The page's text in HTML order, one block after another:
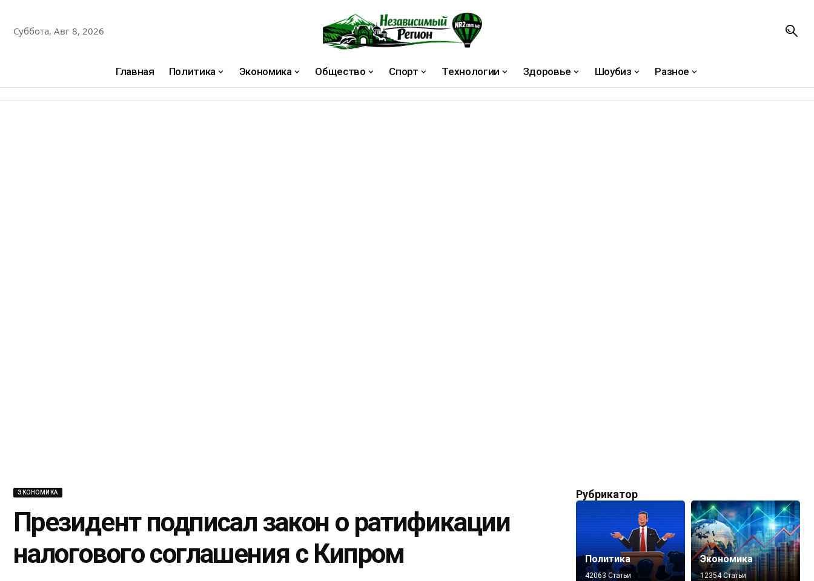
Суббота, Авг 8, 2026
Главная Политика Экономика Общество Спорт Технологии Здоровье Шоубиз Разное
ЭКОНОМИКА
Президент подписал закон о ратификации
налогового соглашения с Кипром
Рубрикатор
Политика
42063 Статьи
Экономика
12354 Статьи